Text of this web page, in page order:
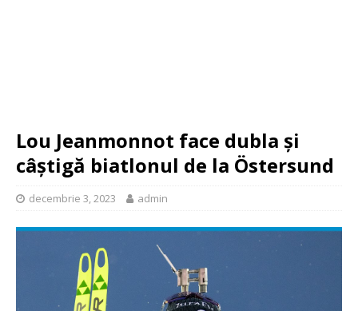
Lou Jeanmonnot face dubla și
câștigă biatlonul de la Östersund
decembrie 3, 2023 admin